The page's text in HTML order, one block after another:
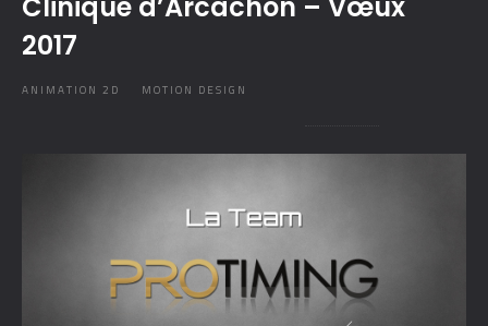
2017
ANIMATION 2D MOTION DESIGN